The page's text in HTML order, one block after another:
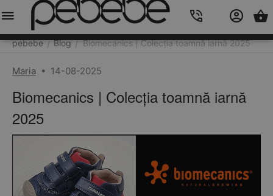
pebebe / Blog / Biomecanics | Colecția toamnă iarnă 2025
Maria • 14-08-2025
Biomecanics | Colecția toamnă iarnă
2025
Meniu Caută Cos